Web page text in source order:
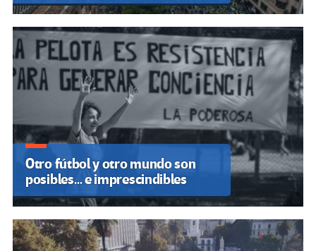
Otro fútbol y otro mundo son
posibles… e imprescindibles